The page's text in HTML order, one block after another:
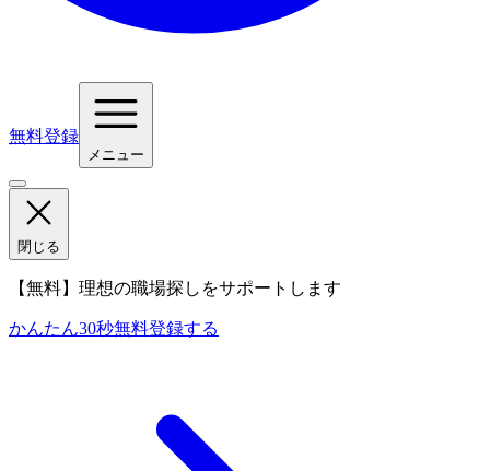
無料登録
メニュー
閉じる
【無料】理想の職場探しをサポートします
かんたん30秒無料登録する